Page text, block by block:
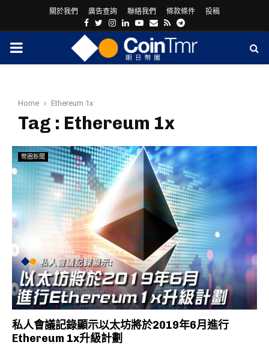
關於我們 廣告查詢 聯絡我們 條款條件 投稿
Facebook
Twitter
Instagram
LinkedinYoutube
Email
RssTelegram
PRIMARY
Home Ethereum 1x
Tag : Ethereum 1x
幣圈新聞
私人會議記錄顯示以太坊將於2019年6月進行
Ethereum 1x升級計劃